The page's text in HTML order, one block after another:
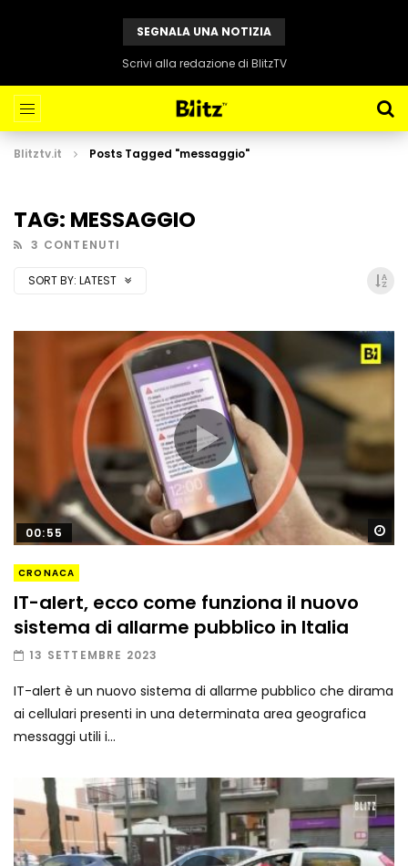
SEGNALA UNA NOTIZIA
Scrivi alla redazione di BlitzTV
Blitztv.it Posts Tagged "messaggio"
TAG: MESSAGGIO
3 CONTENUTI
SORT BY: LATEST
00:55
CRONACA
IT-alert, ecco come funziona il nuovo
sistema di allarme pubblico in Italia
13 SETTEMBRE 2023
IT-alert è un nuovo sistema di allarme pubblico che dirama
ai cellulari presenti in una determinata area geografica
messaggi utili i...